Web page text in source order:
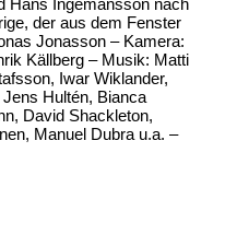
Hans Ingemansson nach
der aus dem Fenster
Jonasson – Kamera:
Källberg – Musik: Matti
Iwar Wiklander,
Hultén, Bianca
David Shackleton,
Manuel Dubra u.a. –